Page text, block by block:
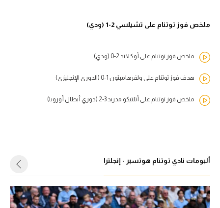
ملخص فوز توتنام على تشيلسي 2-1 (ودي)
ملخص فوز توتنام على أوكلاند 2-0 (ودي)
هدف فوز توتنام على ولفرهامبتون 1-0 (الدوري الإنجليزي)
ملخص فوز توتنام على أتلتيكو مدريد 3-2 (دوري أبطال أوروبا)
ألبومات نادي توتنام هوتسبر - إنجلترا